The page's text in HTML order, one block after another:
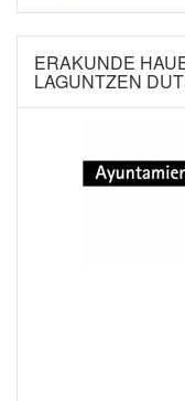
ERAKUNDE
LAGUNTZEN